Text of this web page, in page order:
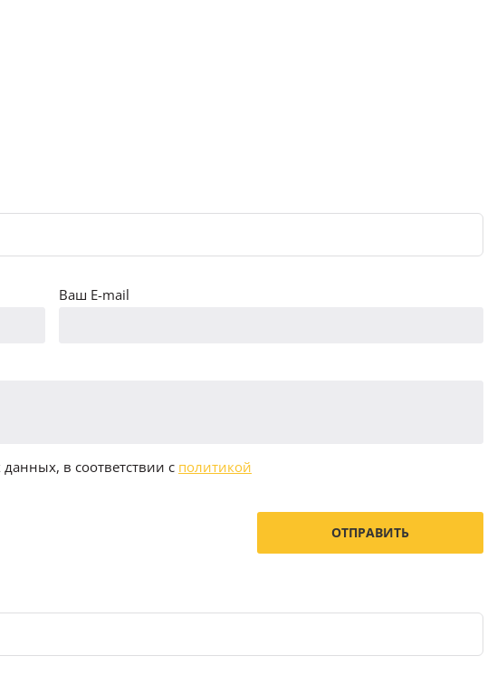
Ваш E-mail
в соответствии с политикой